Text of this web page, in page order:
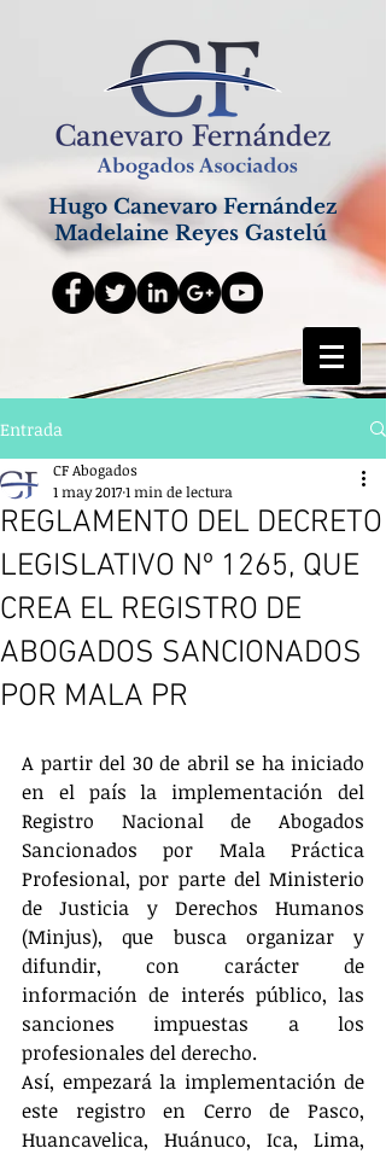
Hugo Canevaro Fernández
Madelaine Reyes Gastelú
Entrada
REGLAMENTO DEL DECRETO
LEGISLATIVO Nº 1265, QUE
CREA EL REGISTRO DE
ABOGADOS SANCIONADOS
POR MALA PR
CF Abogados
1 may 20171 min de lectura
A partir del 30 de abril se ha iniciado
en el país la implementación del
Registro Nacional de Abogados
Sancionados por Mala Práctica
Profesional, por parte del Ministerio
de Justicia y Derechos Humanos
(Minjus), que busca organizar y
difundir, con carácter de
información de interés público, las
sanciones impuestas a los
profesionales del derecho.
Así, empezará la implementación de
este registro en Cerro de Pasco,
Huancavelica, Huánuco, Ica, Lima,